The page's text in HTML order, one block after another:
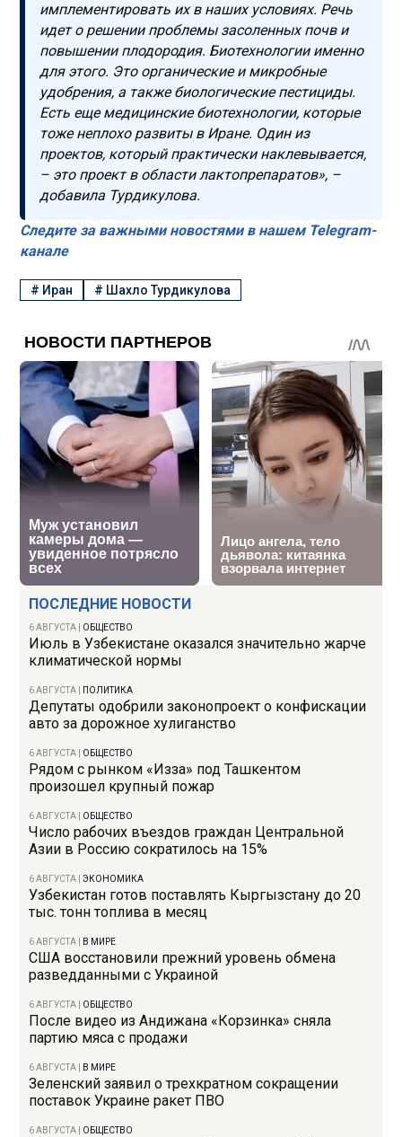
ПОСЛЕДНИЕ НОВОСТИ
6 АВГУСТА ОБЩЕСТВО
Июль в Узбекистане оказался значительно жарче
климатической нормы
6 АВГУСТА ПОЛИТИКА
Депутаты одобрили законопроект о конфискации
авто за дорожное хулиганство
6 АВГУСТА ОБЩЕСТВО
Рядом с рынком «Изза» под Ташкентом
произошел крупный пожар
6 АВГУСТА ОБЩЕСТВО
Число рабочих въездов граждан Центральной
Азии в Россию сократилось на 15%
6 АВГУСТА |ЭКОНОМИКА
Узбекистан готов поставлять Кыргызстану до 20
тыс. тонн топлива в месяц
6 АВГУСТА В МИРЕ
США восстановили прежний уровень обмена
разведданными с Украиной
6 АВГУСТА ОБЩЕСТВО
После видео из Андижана «Корзинка» сняла
партию мяса с продажи
6 АВГУСТА В МИРЕ
Зеленский заявил о трехкратном сокращении
поставок Украине ракет ПВО
6 АВГУСТА ОБЩЕСТВО
имплементировать их в наших условиях. Речь
идет о решении проблемы засоленных почв и
повышении плодородия. Биотехнологии именно
для этого. Это органические и микробные
удобрения, а также биологические пестициды.
Есть еще медицинские биотехнологии, которые
тоже неплохо развиты в Иране. Один из
проектов, который практически наклевывается,
– это проект в области лактопрепаратов», –
добавила Турдикулова.
Следите за важными новостями в нашем Telegram-
канале
# Иран # Шахло Турдикулова